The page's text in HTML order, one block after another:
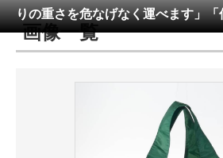
メディア
注目記事を集めた総合ページ
進化するPCとデバイスの未来
りの重さを危なげなく運べます」
画像一覧